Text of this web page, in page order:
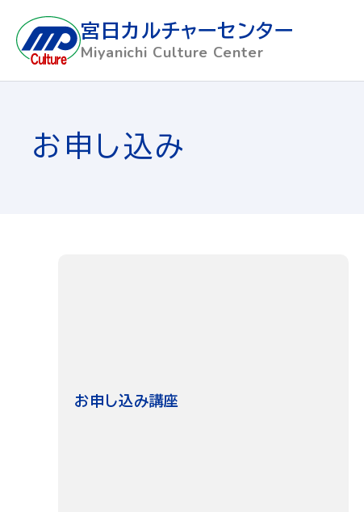
宮日カルチャーセンター
Miyanichi Culture Center
お申し込み
お申し込み講座